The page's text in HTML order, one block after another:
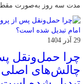
مدت سه روز به‌صورت
29 آذر 1404
چرا حمل‌ونقل
چالش‌های اصلی